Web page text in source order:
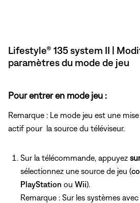
Lifestyle® 135 system II |
paramètres du mode de jeu
Pour entrer en mode jeu :
Remarque : Le mode jeu est une
actif pour la source du téléviseur.
Sur la télécommande, appuyez
sélectionnez une source de jeu (
PlayStation ou Wii).
Remarque : Sur les systèmes